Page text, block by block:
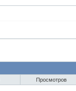
Просмотров